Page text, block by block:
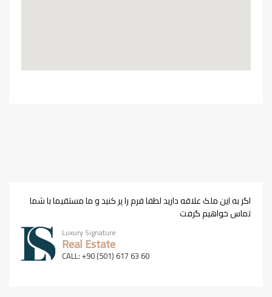
اگر به این ملک علاقه دارید لطفا فرم را پر کنید و ما مستقیما با شما
تماس خواهیم گرفت
Luxury Signature
Real Estate
CALL: +90 (501) 617 63 60